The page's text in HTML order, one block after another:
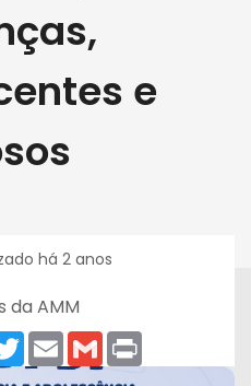
e
há 2 anos
da AMM
Twitter
EmailGmail